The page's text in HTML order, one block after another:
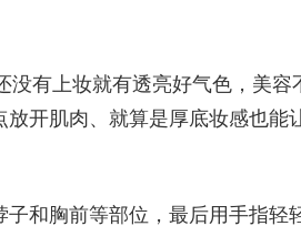
没有上妆就有透亮好气色，美容
开肌肉、就算是厚底妆感也能
和胸前等部位，最后用手指轻